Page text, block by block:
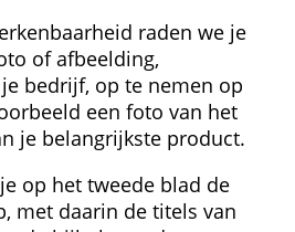
raden we je
of afbeelding,
bedrijf, op te nemen op
een foto van het
je belangrijkste product.
op het tweede blad de
met daarin de titels van